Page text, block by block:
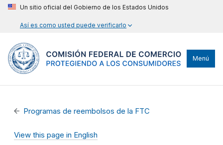
Un sitio oficial del Gobierno de los Estados Unidos
Así es como usted puede verificarlo
Menú
Programas de reembolsos de la FTC
View this page in English